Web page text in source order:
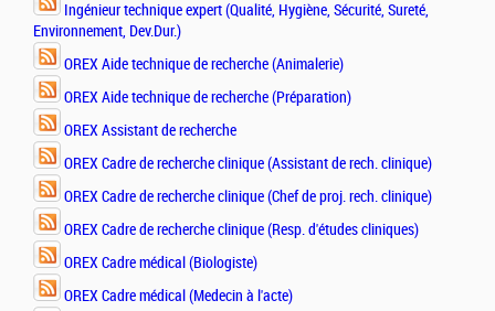
Ingénieur technique expert (Qualité, Hygiène, Sécurité, Sureté,
Environnement, Dev.Dur.)
OREX Aide technique de recherche (Animalerie)
OREX Aide technique de recherche (Préparation)
OREX Assistant de recherche
OREX Cadre de recherche clinique (Assistant de rech. clinique)
OREX Cadre de recherche clinique (Chef de proj. rech. clinique)
OREX Cadre de recherche clinique (Resp. d'études cliniques)
OREX Cadre médical (Biologiste)
OREX Cadre médical (Medecin à l'acte)